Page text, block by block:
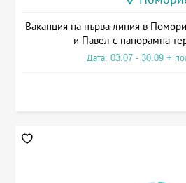
Ваканция на първа линия в
и Павел с панорамна
Дата: 03.07 - 30.09 +